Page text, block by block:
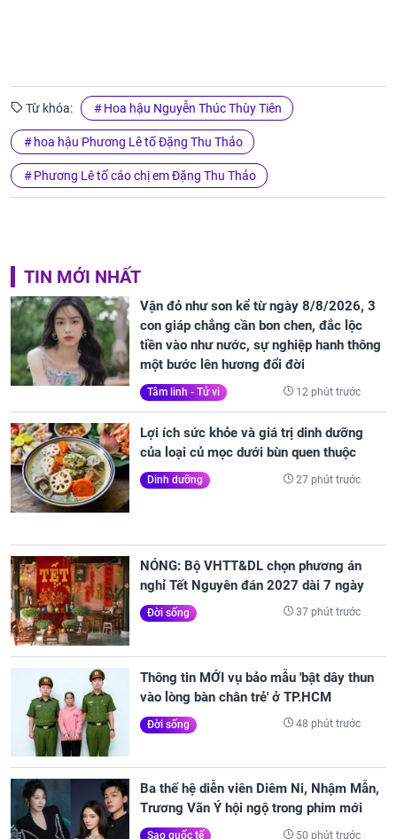
Từ khóa: Hoa hậu Nguyễn Thúc Thùy Tiên
hoa hậu Phương Lê tố Đặng Thu Thảo
Phương Lê tố cáo chị em Đặng Thu Thảo
TIN MỚI NHẤT
Vận đỏ như son kể từ ngày 8/8/2026, 3
con giáp chẳng cần bon chen, đắc lộc
tiền vào như nước, sự nghiệp hanh thông
một bước lên hương đổi đời
Tâm linh - Tử vi 12 phút trước
Lợi ích sức khỏe và giá trị dinh dưỡng
của loại củ mọc dưới bùn quen thuộc
Dinh dưỡng 27 phút trước
NÓNG: Bộ VHTT&DL chọn phương án
nghỉ Tết Nguyên đán 2027 dài 7 ngày
Đời sống 37 phút trước
Thông tin MỚI vụ bảo mẫu 'bật dây thun
vào lòng bàn chân trẻ' ở TP.HCM
Đời sống 48 phút trước
Ba thế hệ diễn viên Diêm Ni, Nhậm Mẫn,
Trương Vãn Ý hội ngộ trong phim mới
Sao quốc tế 50 phút trước